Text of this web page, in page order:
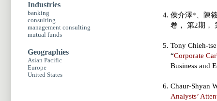
Industries
banking
consulting
management consulting
mutual funds
Geographies
Asian Pacific
Europe
United States
侯介澤*、陳
卷， 第2期，
Tony Chieh-
“Corporate
Business and
Chaur-Shyan
Analysts’